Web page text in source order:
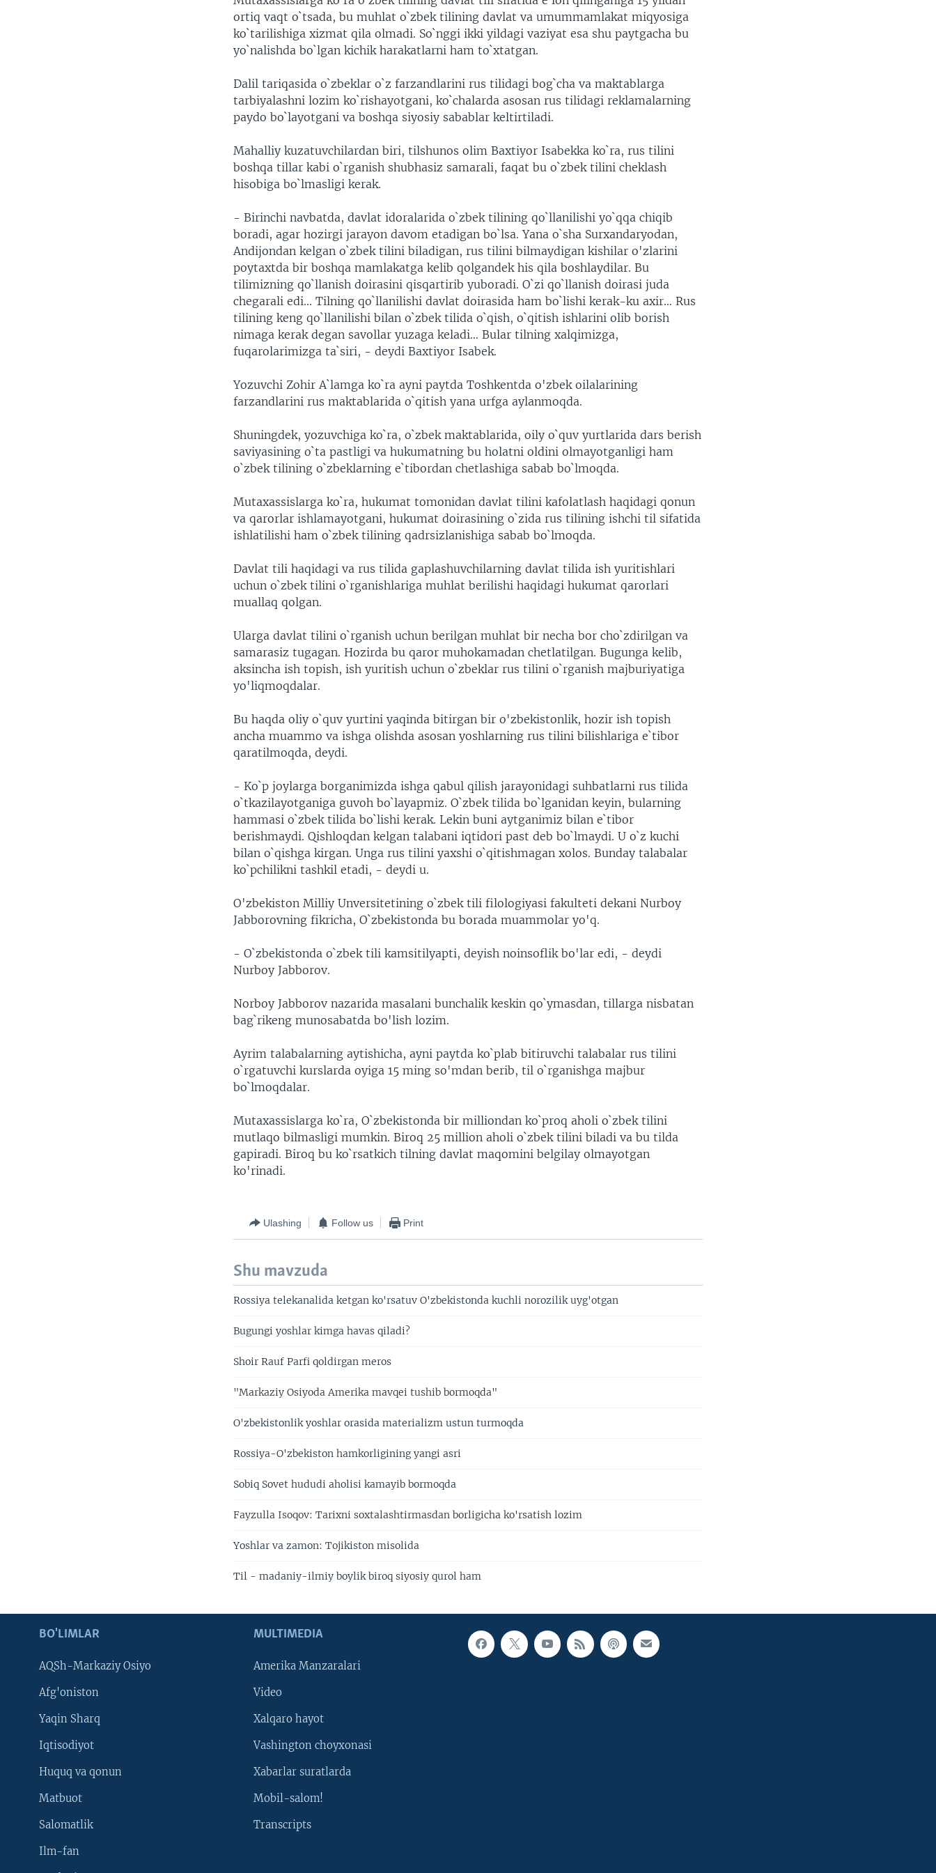
ortiq vaqt o`tsada, bu muhlat o`zbek tilining davlat va umummamlakat miqyosiga
ko`tarilishiga xizmat qila olmadi. So`nggi ikki yildagi vaziyat esa shu paytgacha bu
yo`nalishda bo`lgan kichik harakatlarni ham to`xtatgan.
Dalil tariqasida o`zbeklar o`z farzandlarini rus tilidagi bog`cha va maktablarga
tarbiyalashni lozim ko`rishayotgani, ko`chalarda asosan rus tilidagi reklamalarning
paydo bo`layotgani va boshqa siyosiy sabablar keltirtiladi.
Mahalliy kuzatuvchilardan biri, tilshunos olim Baxtiyor Isabekka ko`ra, rus tilini
boshqa tillar kabi o`rganish shubhasiz samarali, faqat bu o`zbek tilini cheklash
hisobiga bo`lmasligi kerak.
- Birinchi navbatda, davlat idoralarida o`zbek tilining qo`llanilishi yo`qqa chiqib
boradi, agar hozirgi jarayon davom etadigan bo`lsa. Yana o`sha Surxandaryodan,
Andijondan kelgan o`zbek tilini biladigan, rus tilini bilmaydigan kishilar o'zlarini
poytaxtda bir boshqa mamlakatga kelib qolgandek his qila boshlaydilar. Bu
tilimizning qo`llanish doirasini qisqartirib yuboradi. O`zi qo`llanish doirasi juda
chegarali edi... Tilning qo`llanilishi davlat doirasida ham bo`lishi kerak-ku axir… Rus
tilining keng qo`llanilishi bilan o`zbek tilida o`qish, o`qitish ishlarini olib borish
nimaga kerak degan savollar yuzaga keladi… Bular tilning xalqimizga,
fuqarolarimizga ta`siri, - deydi Baxtiyor Isabek.
Yozuvchi Zohir A`lamga ko`ra ayni paytda Toshkentda o'zbek oilalarining
farzandlarini rus maktablarida o`qitish yana urfga aylanmoqda.
Shuningdek, yozuvchiga ko`ra, o`zbek maktablarida, oily o`quv yurtlarida dars berish
saviyasining o`ta pastligi va hukumatning bu holatni oldini olmayotganligi ham
o`zbek tilining o`zbeklarning e`tibordan chetlashiga sabab bo`lmoqda.
Mutaxassislarga ko`ra, hukumat tomonidan davlat tilini kafolatlash haqidagi qonun
va qarorlar ishlamayotgani, hukumat doirasining o`zida rus tilining ishchi til sifatida
ishlatilishi ham o`zbek tilining qadrsizlanishiga sabab bo`lmoqda.
Davlat tili haqidagi va rus tilida gaplashuvchilarning davlat tilida ish yuritishlari
uchun o`zbek tilini o`rganishlariga muhlat berilishi haqidagi hukumat qarorlari
muallaq qolgan.
Ularga davlat tilini o`rganish uchun berilgan muhlat bir necha bor cho`zdirilgan va
samarasiz tugagan. Hozirda bu qaror muhokamadan chetlatilgan. Bugunga kelib,
aksincha ish topish, ish yuritish uchun o`zbeklar rus tilini o`rganish majburiyatiga
yo'liqmoqdalar.
Bu haqda oliy o`quv yurtini yaqinda bitirgan bir o'zbekistonlik, hozir ish topish
ancha muammo va ishga olishda asosan yoshlarning rus tilini bilishlariga e`tibor
qaratilmoqda, deydi.
- Ko`p joylarga borganimizda ishga qabul qilish jarayonidagi suhbatlarni rus tilida
o`tkazilayotganiga guvoh bo`layapmiz. O`zbek tilida bo`lganidan keyin, bularning
hammasi o`zbek tilida bo`lishi kerak. Lekin buni aytganimiz bilan e`tibor
berishmaydi. Qishloqdan kelgan talabani iqtidori past deb bo`lmaydi. U o`z kuchi
bilan o`qishga kirgan. Unga rus tilini yaxshi o`qitishmagan xolos. Bunday talabalar
ko`pchilikni tashkil etadi, - deydi u.
O'zbekiston Milliy Unversitetining o`zbek tili filologiyasi fakulteti dekani Nurboy
Jabborovning fikricha, O`zbekistonda bu borada muammolar yo'q.
- O`zbekistonda o`zbek tili kamsitilyapti, deyish noinsoflik bo'lar edi, - deydi
Nurboy Jabborov.
Norboy Jabborov nazarida masalani bunchalik keskin qo`ymasdan, tillarga nisbatan
bag`rikeng munosabatda bo'lish lozim.
Ayrim talabalarning aytishicha, ayni paytda ko`plab bitiruvchi talabalar rus tilini
o`rgatuvchi kurslarda oyiga 15 ming so'mdan berib, til o`rganishga majbur
bo`lmoqdalar.
Mutaxassislarga ko`ra, O`zbekistonda bir milliondan ko`proq aholi o`zbek tilini
mutlaqo bilmasligi mumkin. Biroq 25 million aholi o`zbek tilini biladi va bu tilda
gapiradi. Biroq bu ko`rsatkich tilning davlat maqomini belgilay olmayotgan
ko'rinadi.
Ulashing Follow us Print
Shu mavzuda
Rossiya telekanalida ketgan ko'rsatuv O'zbekistonda kuchli norozilik uyg'otgan
Bugungi yoshlar kimga havas qiladi?
Shoir Rauf Parfi qoldirgan meros
"Markaziy Osiyoda Amerika mavqei tushib bormoqda"
O'zbekistonlik yoshlar orasida materializm ustun turmoqda
Rossiya-O'zbekiston hamkorligining yangi asri
Sobiq Sovet hududi aholisi kamayib bormoqda
Fayzulla Isoqov: Tarixni soxtalashtirmasdan borligicha ko'rsatish lozim
Yoshlar va zamon: Tojikiston misolida
Til - madaniy-ilmiy boylik biroq siyosiy qurol ham
BO'LIMLAR
AQSh-Markaziy Osiyo
Afg'oniston
Yaqin Sharq
Iqtisodiyot
Huquq va qonun
Matbuot
Salomatlik
Ilm-fan
MULTIMEDIA
Amerika Manzaralari
Video
Xalqaro hayot
Vashington choyxonasi
Xabarlar suratlarda
Mobil-salom!
Transcripts